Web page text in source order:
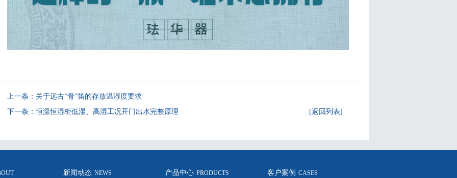
上一条： 关于远古“骨”笛的存放温湿度要求
下一条：恒温恒湿柜低湿、高湿工况开门出水完整原理 [返回列表]
新闻动态 NEWS 产品中心 PRODUCTS 客户案例 CASES